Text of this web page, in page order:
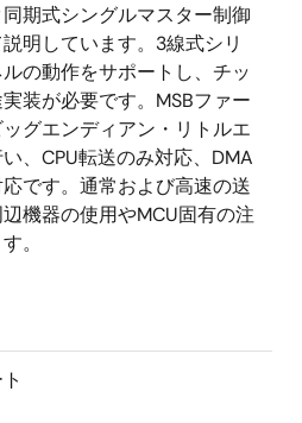
期式シングルマスター制御
明しています。3線式シリ
の動作をサポートし、チッ
装が必要です。MSBファー
グエンディアン・リトルエ
、CPU転送のみ対応、DMA
です。通常および高速の送
機器の使用やMCU固有の注
。